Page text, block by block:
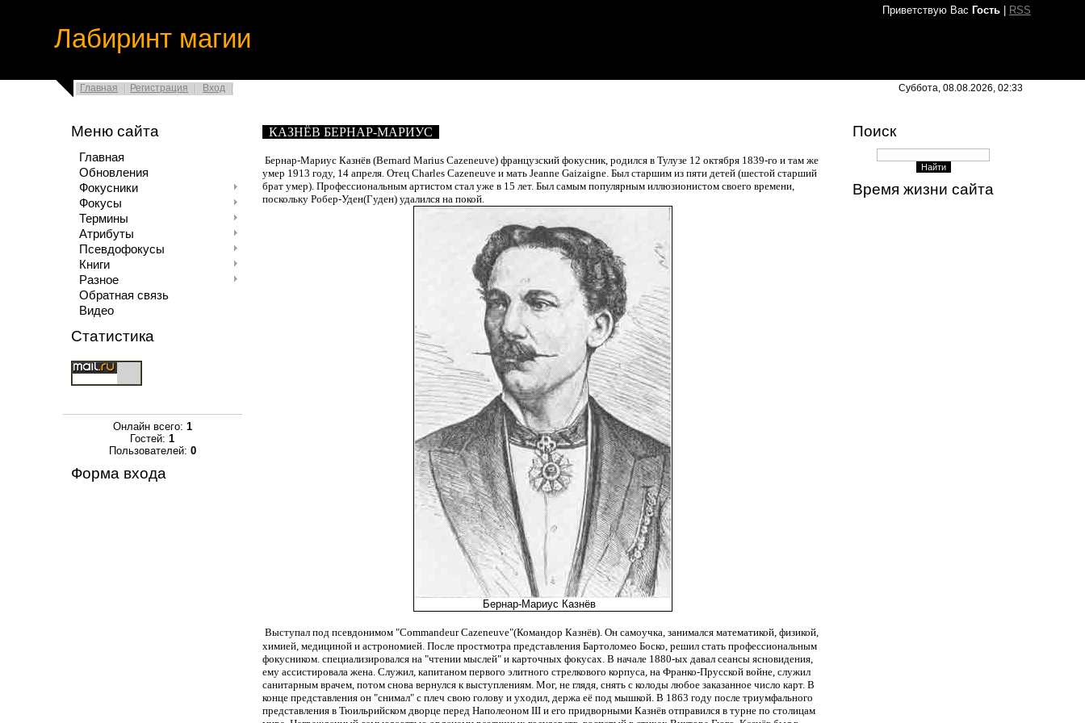
Приветствую Вас Гость| RSS
Лабиринт магии
Главная Регистрация Вход Суббота, 08.08.2026, 02:33
Меню сайта
Главная
Обновления
Фокусники
Фокусы
Термины
Атрибуты
Псевдофокусы
Книги
Разное
Обратная связь
Видео
Статистика
Онлайн всего: 1
Гостей: 1
Пользователей: 0
Форма входа
КАЗНЁВ БЕРНАР-МАРИУС
Бернар-Мариус Казнёв (Bernard Marius Cazeneuve) французский фокусник, родился в Тулузе 12 октября 1839-го и там же
умер 1913 году, 14 апреля. Отец Charles Cazeneuve и мать Jeanne Gaizaigne. Был старшим из пяти детей (шестой старший
брат умер). Профессиональным артистом стал уже в 15 лет. Был самым популярным иллюзионистом своего времени,
поскольку Робер-Уден(Гуден) удалился на покой.
Бернар-Мариус Казнёв
Выступал под псевдонимом "Commandeur Cazeneuve"(Командор Казнёв). Он самоучка, занимался математикой, физикой,
химией, медициной и астрономией. После простмотра представления Бартоломео Боско, решил стать профессиональным
фокусником. специализировался на "чтении мыслей" и карточных фокусах. В начале 1880-ых давал сеансы ясновидения,
ему ассистировала жена. Служил, капитаном первого элитного стрелкового корпуса, на Франко-Прусской войне, служил
санитарным врачем, потом снова вернулся к выступлениям. Мог, не глядя, снять с колоды любое заказанное число карт. В
конце представления он "снимал" с плеч свою голову и уходил, держа её под мышкой. В 1863 году после триумфального
представления в Тюильрийском дворце перед Наполеоном III и его придворными Казнёв отправился в турне по столицам
Поиск
Время жизни сайта